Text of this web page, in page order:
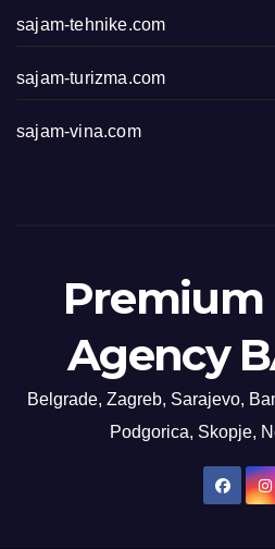
sajam-tehnike.com
sajam-turizma.com
sajam-vina.com
Premium
Agency
Belgrade, Zagreb, Sarajevo,
Podgorica, Skopje,